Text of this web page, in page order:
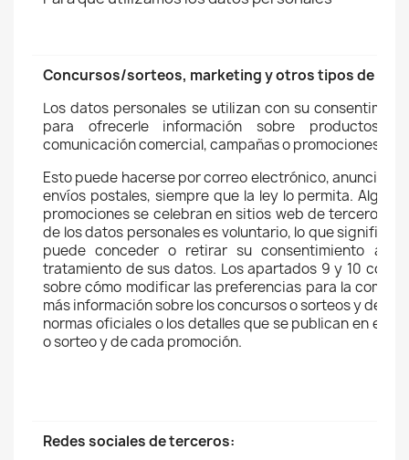
Concursos/sorteos, marketing y otros tipos de
Los datos personales se utilizan con su
para ofrecerle información sobre productos
comunicación comercial, campañas o promociones).
Esto puede hacerse por correo electrónico, anuncios,
envíos postales, siempre que la ley lo permita.
promociones se celebran en sitios web de terceros o
de los datos personales es voluntario, lo que significa,
puede conceder o retirar su consentimiento a
tratamiento de sus datos. Los apartados 9 y 10
sobre cómo modificar las preferencias para la
más información sobre los concursos o sorteos y
normas oficiales o los detalles que se publican en el
o sorteo y de cada promoción.
Redes sociales de terceros: